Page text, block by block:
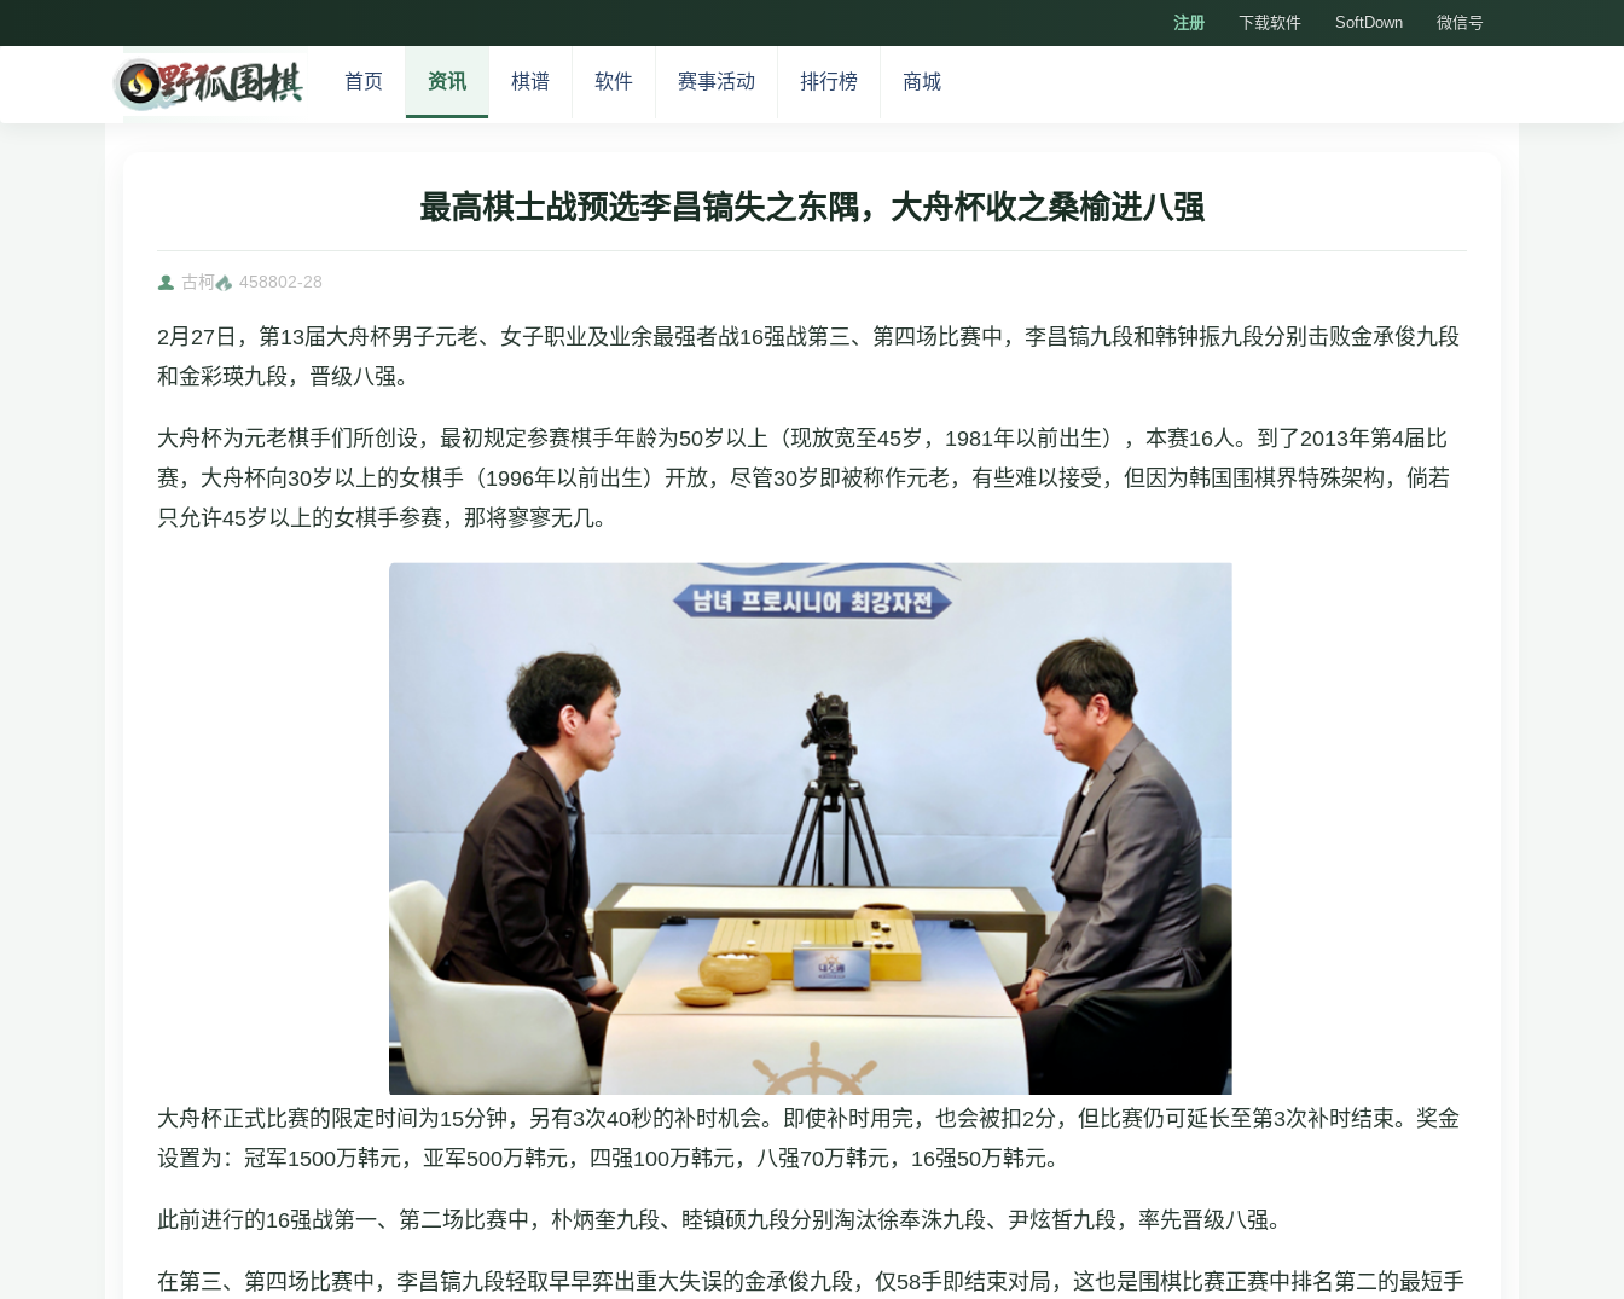
注册 下载软件 SoftDown 微信号
首页 资讯 棋谱 软件 赛事活动 排行榜 商城
最高棋士战预选李昌镐失之东隅，大舟杯收之桑榆进八强
古柯 458802-28
2月27日，第13届大舟杯男子元老、女子职业及业余最强者战16强战第三、第四场比赛中，李昌镐九段和韩钟振九段分别击败金承俊九段
和金彩瑛九段，晋级八强。
大舟杯为元老棋手们所创设，最初规定参赛棋手年龄为50岁以上（现放宽至45岁，1981年以前出生），本赛16人。到了2013年第4届比
赛，大舟杯向30岁以上的女棋手（1996年以前出生）开放，尽管30岁即被称作元老，有些难以接受，但因为韩国围棋界特殊架构，倘若
只允许45岁以上的女棋手参赛，那将寥寥无几。
大舟杯正式比赛的限定时间为15分钟，另有3次40秒的补时机会。即使补时用完，也会被扣2分，但比赛仍可延长至第3次补时结束。奖金
设置为：冠军1500万韩元，亚军500万韩元，四强100万韩元，八强70万韩元，16强50万韩元。
此前进行的16强战第一、第二场比赛中，朴炳奎九段、睦镇硕九段分别淘汰徐奉洙九段、尹炫皙九段，率先晋级八强。
在第三、第四场比赛中，李昌镐九段轻取早早弈出重大失误的金承俊九段，仅58手即结束对局，这也是围棋比赛正赛中排名第二的最短手